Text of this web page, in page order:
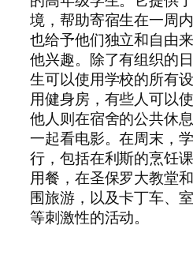
境，帮助寄宿生在一周
也给予他们独立和自由
他兴趣。除了有组织的
生可以使用学校的所有
用健身房，有些人可以
他人则在宿舍的公共休
一起看电影。在周末，
行，包括在利斯的烹饪
用餐，在圣保罗大教堂
围旅游，以及卡丁车、
等刺激性的活动。